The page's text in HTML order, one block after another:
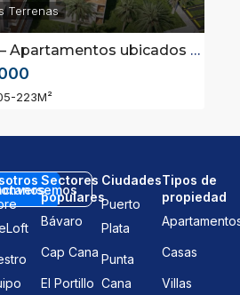
Terrenas
– Apartamentos ubicados en las terrenas Samaná
223M²
Sectores
populares
Bávaro
Cap Cana
El Portillo
Ciudades
Puerto
Plata
Punta
Cana
Tipos de
propiedad
Casas
Villas